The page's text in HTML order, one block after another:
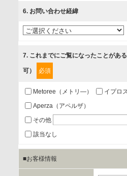
3.お客様の業務内容、及び興味、関
4.お客様満足度調査等のアンケート
第三者提供の有無
あり
a.個人情報の提供・利用目的
当該企業/団体のサービス等のご案
6. お問い合わせ経緯
7. これまでにご覧になったことがあ
可） 必須
Metoree（メトリ―） イプロ
Aperza（アペルザ）
その他
該当なし
■お客様情報